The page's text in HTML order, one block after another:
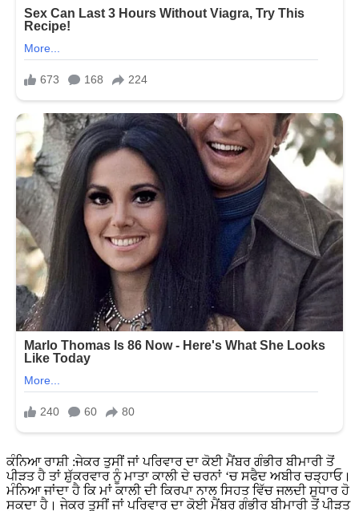
ਕੰਨਿਆ ਰਾਸ਼ੀ :ਜੇਕਰ ਤੁਸੀਂ ਜਾਂ ਪਰਿਵਾਰ ਦਾ ਕੋਈ ਮੈਂਬਰ ਗੰਭੀਰ ਬੀਮਾਰੀ ਤੋਂ
ਪੀੜਤ ਹੈ ਤਾਂ ਸ਼ੁੱਕਰਵਾਰ ਨੂੰ ਮਾਤਾ ਕਾਲੀ ਦੇ ਚਰਨਾਂ ‘ਚ ਸਫੈਦ ਅਬੀਰ ਚੜ੍ਹਾਓ।
ਮੰਨਿਆ ਜਾਂਦਾ ਹੈ ਕਿ ਮਾਂ ਕਾਲੀ ਦੀ ਕਿਰਪਾ ਨਾਲ ਸਿਹਤ ਵਿੱਚ ਜਲਦੀ ਸੁਧਾਰ ਹੋ
ਸਕਦਾ ਹੈ। ਜੇਕਰ ਤੁਸੀਂ ਜਾਂ ਪਰਿਵਾਰ ਦਾ ਕੋਈ ਮੈਂਬਰ ਗੰਭੀਰ ਬੀਮਾਰੀ ਤੋਂ ਪੀੜਤ